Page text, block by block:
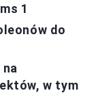
1
do
w tym